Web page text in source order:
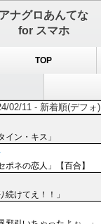
アナグロあんてな
for スマホ
TOP
02/11 - 新着順(デフォ)
イン・キス」
ポネの恋人」【百合】
けてえ！！」